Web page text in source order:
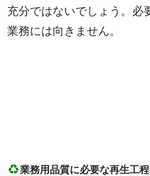
充分ではないでしょう。必
業務には向きません。
業務用品質に必要な再生工程